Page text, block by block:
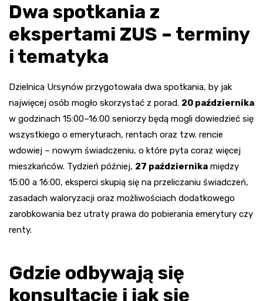
Dwa spotkania z
ekspertami ZUS – terminy
i tematyka
Dzielnica Ursynów przygotowała dwa spotkania, by jak
najwięcej osób mogło skorzystać z porad. 20 października
w godzinach 15:00–16:00 seniorzy będą mogli dowiedzieć się
wszystkiego o emeryturach, rentach oraz tzw. rencie
wdowiej – nowym świadczeniu, o które pyta coraz więcej
mieszkańców. Tydzień później, 27 października między
15:00 a 16:00, eksperci skupią się na przeliczaniu świadczeń,
zasadach waloryzacji oraz możliwościach dodatkowego
zarobkowania bez utraty prawa do pobierania emerytury czy
renty.
Gdzie odbywają się
konsultacje i jak się